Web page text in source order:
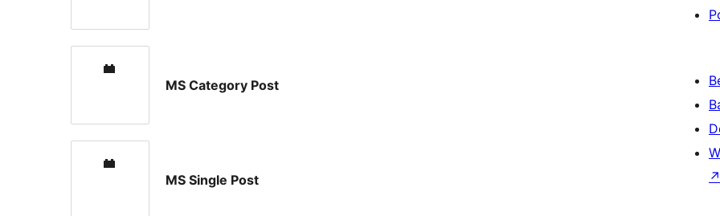
MS Category Post
MS Single Post
↗